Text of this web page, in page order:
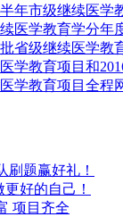
年市级继续医学
医学教育学分年
省级继续医学教
学教育项目和
学教育项目全程
刷题赢好礼！
好的自己！
项目齐全